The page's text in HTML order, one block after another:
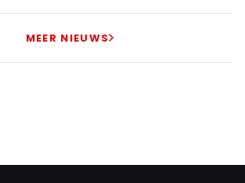
MEER NIEUWS